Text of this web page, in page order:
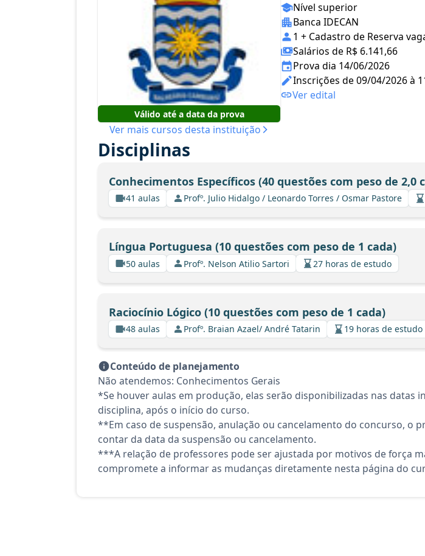
Válido até a data da prova
Ver mais cursos desta instituição
Nível superior
Banca IDECAN
1 + Cadastro de Reserva
Salários de R$ 6.141,66
Prova dia 14/06/2026
Inscrições de 09/04/2026 à
Ver edital
Disciplinas
Conhecimentos Específicos (40 questões com peso de 2,0
41 aulas Profº. Julio Hidalgo / Leonardo Torres / Osmar Pastore
Língua Portuguesa (10 questões com peso de 1 cada)
50 aulas Profº. Nelson Atilio Sartori 27 horas de estudo
Raciocínio Lógico (10 questões com peso de 1 cada)
48 aulas Profº. Braian Azael/ André Tatarin 19 horas de estudo
Conteúdo de planejamento
Não atendemos: Conhecimentos Gerais
*Se houver aulas em produção, elas serão disponibilizadas nas datas
disciplina, após o início do curso.
**Em caso de suspensão, anulação ou cancelamento do concurso, o
contar da data da suspensão ou cancelamento.
***A relação de professores pode ser ajustada por motivos de força
compromete a informar as mudanças diretamente nesta página do